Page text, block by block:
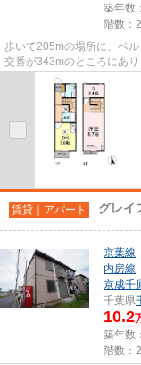
築年数
階数：
歩いて205mの場所に、ベ
交番が343mのところにあ
がどんどん貯まります。ぜひ
賃貸｜アパート グレイ
京葉線
内房線
京成千
千葉県
10.2
築年数
階数：